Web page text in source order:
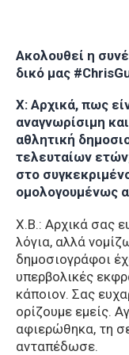
Ακολουθεί η
δικό μας
Χ: Αρχικά, πως
αναγνωρίσιμη
αθλητική
τελευταίων
στο
ομολογουμένως
Χ.Β.: Αρχικά σας
λόγια, αλλά
δημοσιογράφοι
υπερβολικές
κάποιον. Σας
ορίζουμε εμείς.
αφιερώθηκα, τη
ανταπέδωσε.